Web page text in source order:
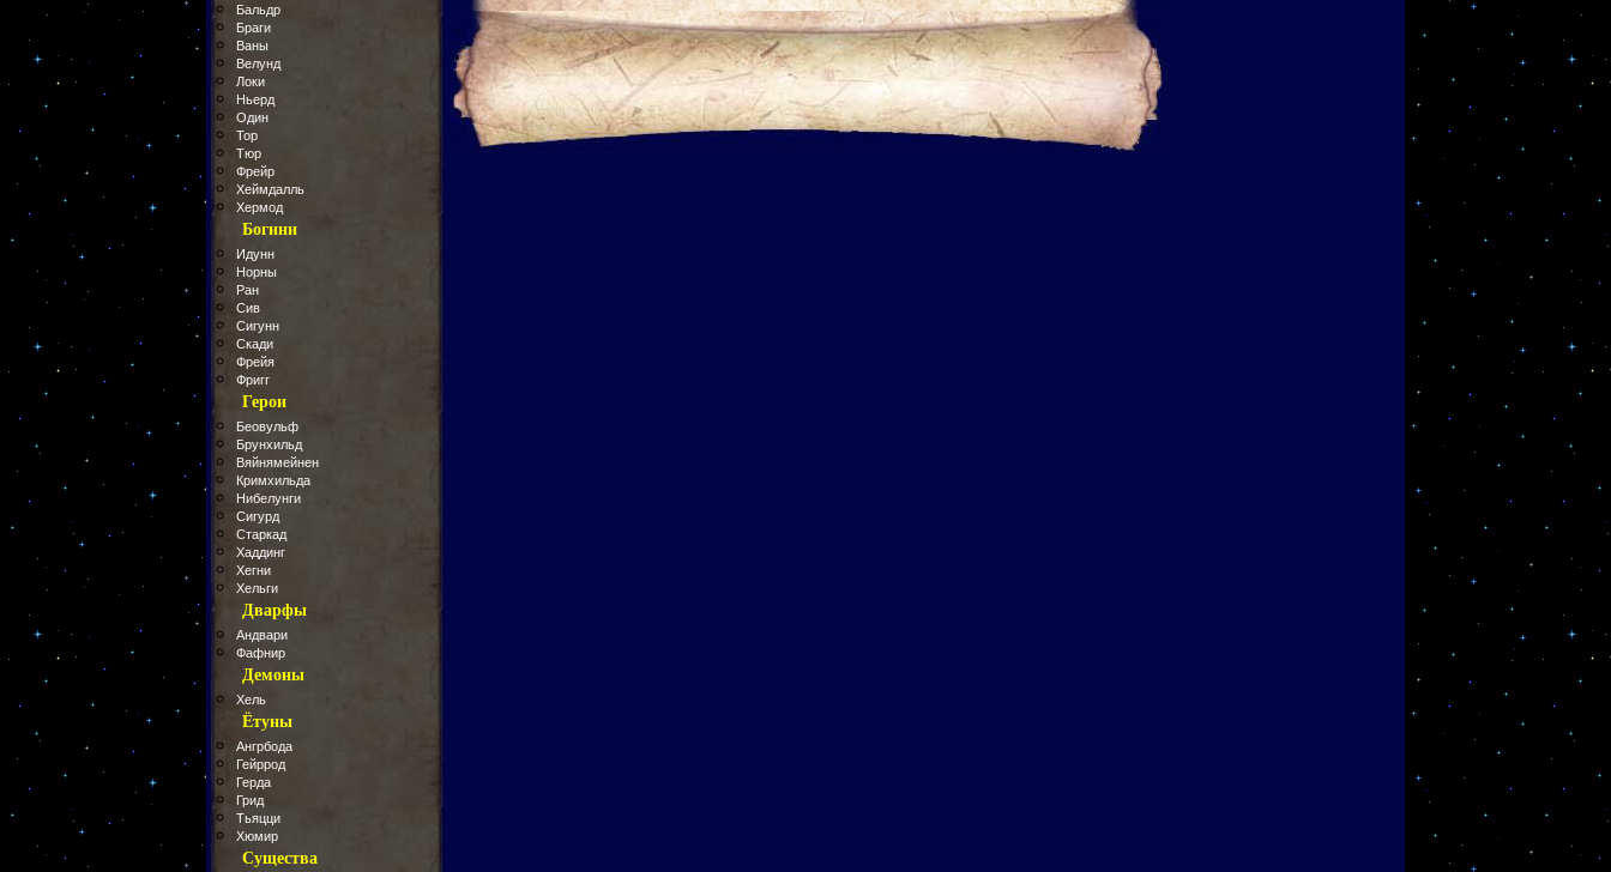
Бальдр
Браги
Ваны
Велунд
Локи
Ньерд
Один
Тор
Тюр
Фрейр
Хеймдалль
Хермод
Богини
Идунн
Норны
Ран
Сив
Сигунн
Скади
Фрейя
Фригг
Герои
Беовульф
Брунхильд
Вяйнямейнен
Кримхильда
Нибелунги
Сигурд
Старкад
Хаддинг
Хегни
Хельги
Дварфы
Андвари
Фафнир
Демоны
Хель
Ётуны
Ангрбода
Гейррод
Герда
Грид
Тьяцци
Хюмир
Существа